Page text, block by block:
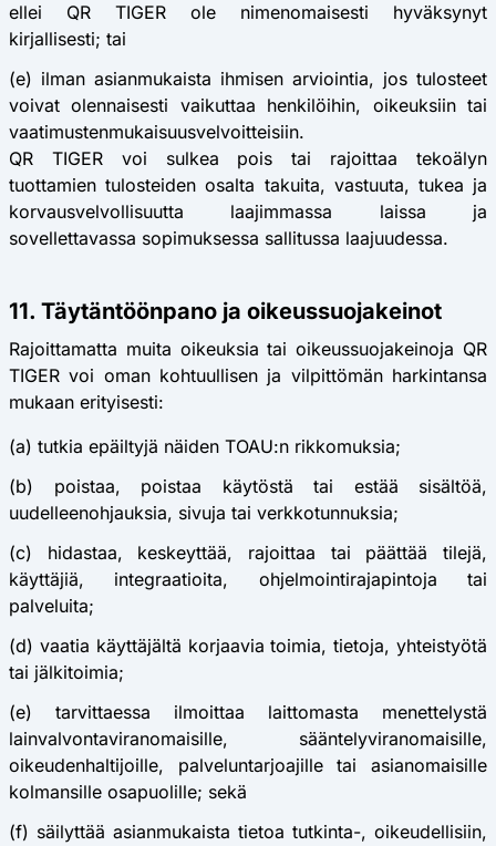
ellei QR TIGER ole nimenomaisesti hyväksynyt
kirjallisesti; tai
(e) ilman asianmukaista ihmisen arviointia, jos tulosteet
voivat olennaisesti vaikuttaa henkilöihin, oikeuksiin tai
vaatimustenmukaisuusvelvoitteisiin.
QR TIGER voi sulkea pois tai rajoittaa tekoälyn
tuottamien tulosteiden osalta takuita, vastuuta, tukea ja
korvausvelvollisuutta laajimmassa laissa ja
sovellettavassa sopimuksessa sallitussa laajuudessa.
11. Täytäntöönpano ja oikeussuojakeinot
Rajoittamatta muita oikeuksia tai oikeussuojakeinoja QR
TIGER voi oman kohtuullisen ja vilpittömän harkintansa
mukaan erityisesti:
(a) tutkia epäiltyjä näiden TOAU:n rikkomuksia;
(b) poistaa, poistaa käytöstä tai estää sisältöä,
uudelleenohjauksia, sivuja tai verkkotunnuksia;
(c) hidastaa, keskeyttää, rajoittaa tai päättää tilejä,
käyttäjiä, integraatioita, ohjelmointirajapintoja tai
palveluita;
(d) vaatia käyttäjältä korjaavia toimia, tietoja, yhteistyötä
tai jälkitoimia;
(e) tarvittaessa ilmoittaa laittomasta menettelystä
lainvalvontaviranomaisille, sääntelyviranomaisille,
oikeudenhaltijoille, palveluntarjoajille tai asianomaisille
kolmansille osapuolille; sekä
(f) säilyttää asianmukaista tietoa tutkinta-, oikeudellisiin,